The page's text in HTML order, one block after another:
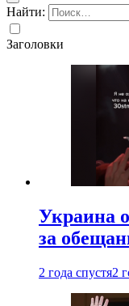
Найти:
Заголовки
Украина
за
2 года спустя2